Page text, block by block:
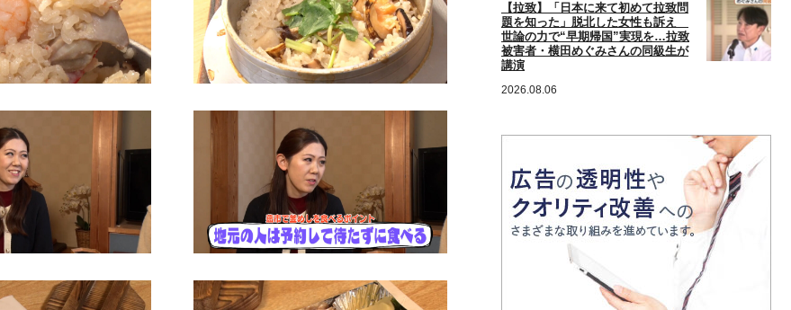
【拉致】「日本に来て初めて拉致問
題を知った」脱北した女性も訴え
世論の力で“早期帰国”実現を…拉致
被害者・横田めぐみさんの同級生が
講演
2026.08.06